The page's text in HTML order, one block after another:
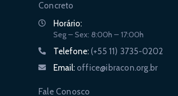
Concreto
Horário:
Seg – Sex: 8:00h – 17:00h
Telefone: (+55 11) 3735-0202
Email: office@ibracon.org.br
Fale Conosco